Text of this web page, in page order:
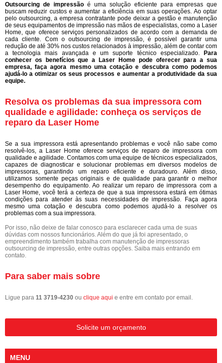
Outsourcing de impressão é uma solução eficiente para empresas que
buscam reduzir custos e aumentar a eficiência em suas operações. Ao optar
pelo outsourcing, a empresa contratante pode deixar a gestão e manutenção
de seus equipamentos de impressão nas mãos de especialistas, como a Laser
Home, que oferece serviços personalizados de acordo com a demanda de
cada cliente. Com o outsourcing de impressão, é possível garantir uma
redução de até 30% nos custos relacionados à impressão, além de contar com
a tecnologia mais avançada e um suporte técnico especializado. Para
conhecer os benefícios que a Laser Home pode oferecer para a sua
empresa, faça agora mesmo uma cotação e descubra como podemos
ajudá-lo a otimizar os seus processos e aumentar a produtividade da sua
equipe.
Resolva os problemas da sua impressora com
qualidade e agilidade: conheça os serviços de
reparo da Laser Home
Se a sua impressora está apresentando problemas e você não sabe como
resolvê-los, a Laser Home oferece serviços de reparo de impressora com
qualidade e agilidade. Contamos com uma equipe de técnicos especializados,
capazes de diagnosticar e solucionar problemas em diversos modelos de
impressoras, garantindo um reparo eficiente e duradouro. Além disso,
utilizamos somente peças originais e de qualidade para garantir o melhor
desempenho do equipamento. Ao realizar um reparo de impressora com a
Laser Home, você terá a certeza de que a sua impressora estará em ótimas
condições para atender às suas necessidades de impressão. Faça agora
mesmo uma cotação e descubra como podemos ajudá-lo a resolver os
problemas com a sua impressora.
Por isso, não deixe de falar conosco para esclarecer cada uma de suas
dúvidas com nossos funcionários. Além do que já foi apresentado, o
empreendimento também trabalha com manutenção de impressoras
outsourcing de impressão, entre outras opções. Saiba mais entrando em
contato.
Para saber mais sobre
Ligue para 11 3719-4230 ou clique aqui e entre em contato por email.
Solicite um orçamento
MENU